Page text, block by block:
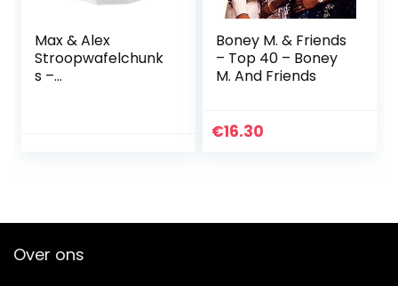
Max & Alex
Stroopwafelchunk
s –
Boney M. & Friends
– Top 40 – Boney
M. And Friends
€16.30
Over ons